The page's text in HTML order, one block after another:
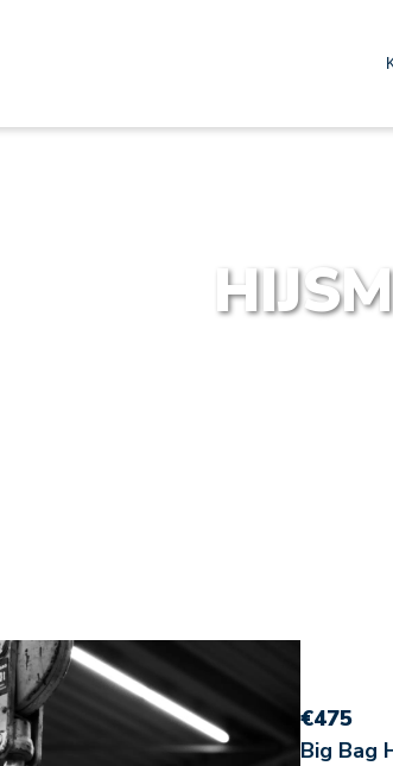
€475
Big Bag